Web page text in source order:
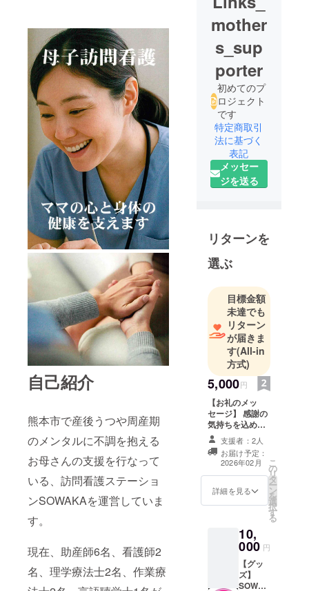
自己紹介
熊本市で産後うつや周産期
のメンタルに不調を抱える
お母さんの支援を行なって
いる、訪問看護ステーショ
ンSOWAKAを運営していま
す。
現在、助産師6名、看護師2
名、理学療法士2名、作業療
mother
s_sup
porter
初めてのプ
ロジェクト
です
特定商取引
法に基づく
表記
メッセー
ジを送る
リターンを
選ぶ
目標金額
未達でも
リターン
が届きま
す(All-in
方式)
5,000円
【お礼のメッ
セージ】 感謝の
気持ちを込め
て、お礼のメッ
セージをお送り
します。 この度
はご支援誠にあ
りがとうござい
ました。 全国の
よう活用させて
いただきます。
支援者：2人
お届け予定：
2026年02月
詳細を見る
こ
の
リ
タ
ー
ン
を
選
択
す
る
10,
000 円
【グッ
ズ】
SOWAK